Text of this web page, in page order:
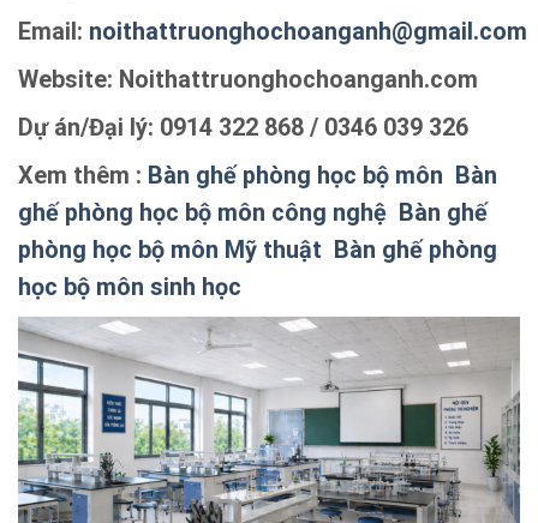
Email: noithattruonghochoanganh@gmail.com
Website: Noithattruonghochoanganh.com
Dự án/Đại lý: 0914 322 868 / 0346 039 326
Xem thêm : Bàn ghế phòng học bộ môn
Bàn
ghế phòng học bộ môn công nghệ Bàn ghế
phòng học bộ môn Mỹ thuật Bàn ghế phòng
học bộ môn sinh học